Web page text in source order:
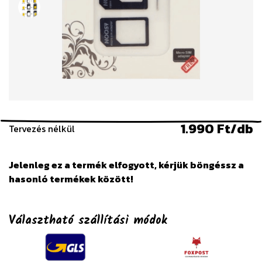
Tervezés nélkül 1.990 Ft/db
Jelenleg ez a termék elfogyott, kérjük böngéssz a
hasonló termékek között!
Választható szállítási módok